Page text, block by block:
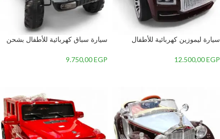
سيارة ليموزين كهربائية للأطفال
رياضي جذاب وإضاءة LED مذهلة.
12.500,00EGP
سيارة سباق كهربائية للأطفال بشحن
رياضي جذاب وإضاءة LED مذهلة.
9.750,00EGP